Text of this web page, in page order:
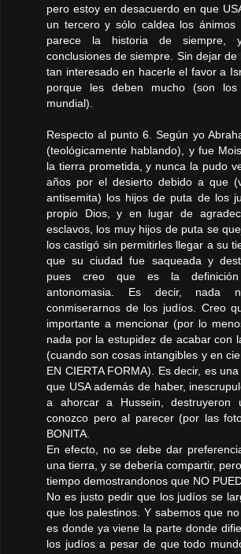
pero estoy en desacuerdo en que
un tercero y sólo caldea los
parece la historia de siempre,
conclusiones de siempre. Sin dejar de
tan interesado en hacerle el favor a
porque les deben mucho (son
mundial).
Respecto al punto 6. Según yo
(teológicamente hablando), y fue
la tierra prometida, y nunca la pudo
años por el desierto debido a que
antisemita) los hijos de puta de los
propio Dios, y en lugar de
esclavos, los muy hijos de puta se
los castigó sin permitirles llegar a su
que su ciudad fue saqueada y
pues creo que es la
antonomasia. Es decir, nada
conmiserarnos de los judíos. Creo
importante a mencionar (por lo
nada por la estupidez de acabar con
(cuando son cosas intangibles y en
EN CIERTA FORMA). Es decir, es
que USA además de haber,
a ahorcar a Hussein, destruyeron
conozco pero al parecer (por las
BONITA.
En efecto, no se debe dar
una tierra, y se debería compartir,
tiempo demostrandonos que NO
No es justo pedir que los judíos se
que los palestinos. Y sabemos que
es donde ya viene la parte donde
los judíos a pesar de que todo